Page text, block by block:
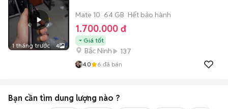
1 tháng trước 4
Mate 10 64 GB Hết bảo hành
1.700.000 đ
Giá tốt
Bắc Ninh 137
4.0 6 đã bán
Bạn cần tìm dung lượng nào ?